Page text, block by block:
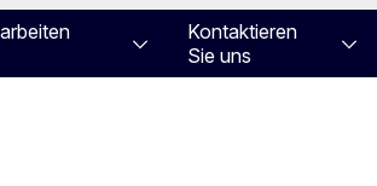
Kontaktieren
Sie uns